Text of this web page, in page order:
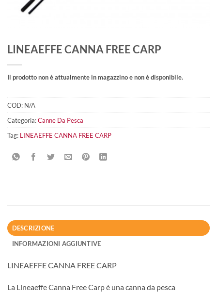
LINEAEFFE CANNA FREE CARP
Il prodotto non è attualmente in magazzino e non è disponibile.
COD: N/A
Categoria:Canne Da Pesca
Tag: LINEAEFFE CANNA FREE CARP
DESCRIZIONE
INFORMAZIONI AGGIUNTIVE
LINEAEFFE CANNA FREE CARP
La Lineaeffe Canna Free Carp è una canna da pesca